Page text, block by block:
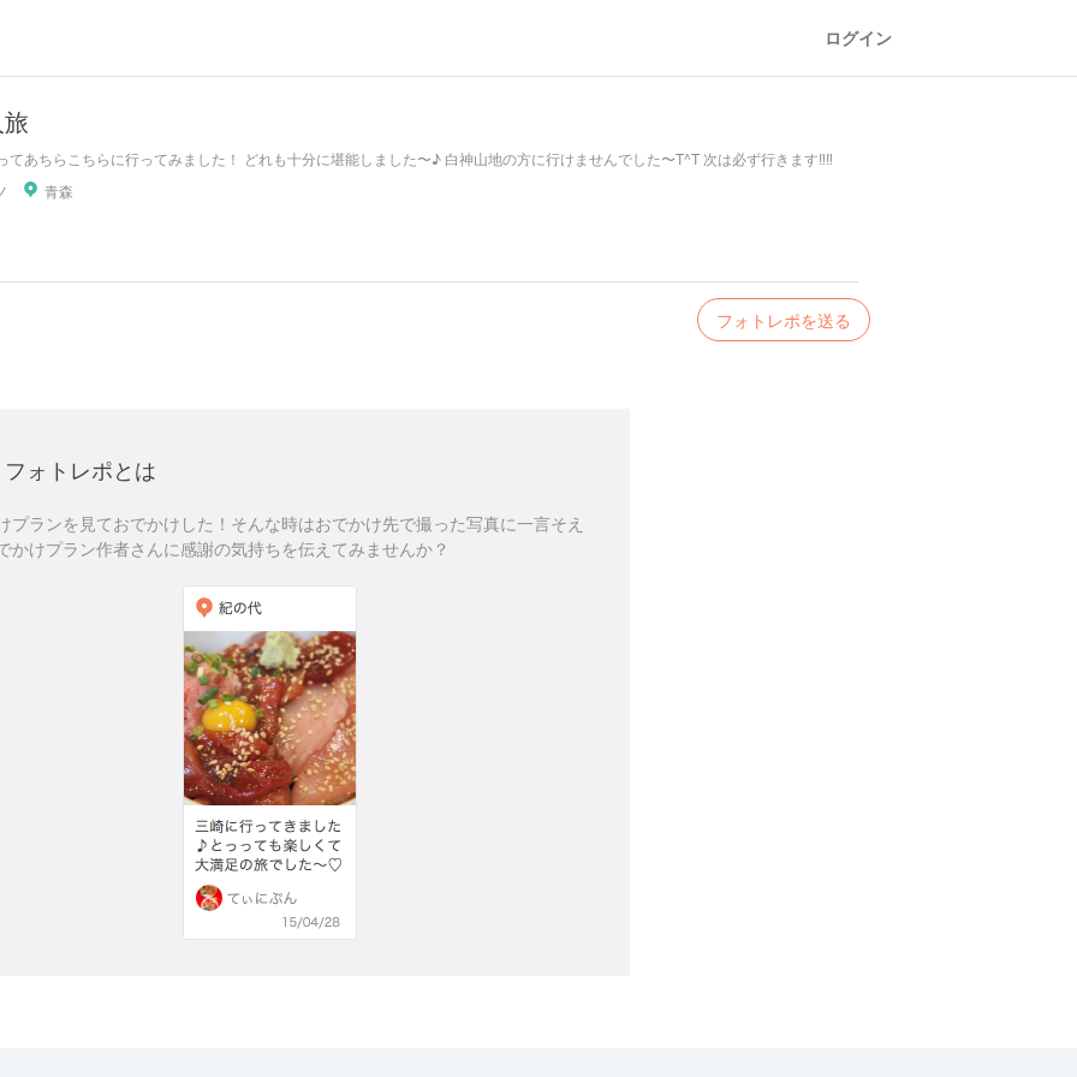
ログイン
てあちらこちらに行ってみました！ どれも十分に堪能しました〜♪ 白神山地の方に行けませんでした〜T^T 次は必ず行きます‼︎‼︎
青森
フォトレポを送る
フォトレポとは
プランを見ておでかけした！そんな時はおでかけ先で撮った写真に一言そえ
かけプラン作者さんに感謝の気持ちを伝えてみませんか？